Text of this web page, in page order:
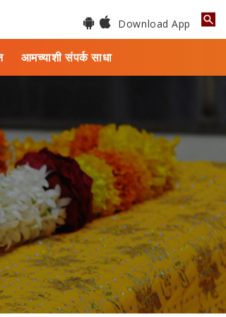
Download App
आमच्याशी संपर्क साधा